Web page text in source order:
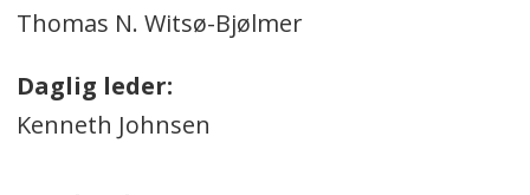
Thomas N. Witsø-Bjølmer
Daglig leder:
Kenneth Johnsen